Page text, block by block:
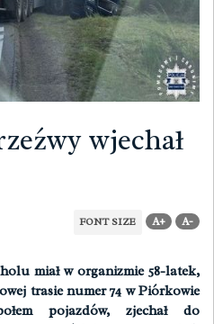
wjechał
FONT SIZE A+ A-
miał w organizmie 58-latek,
trasie numer 74 w Piórkowie
pojazdów, zjechał do